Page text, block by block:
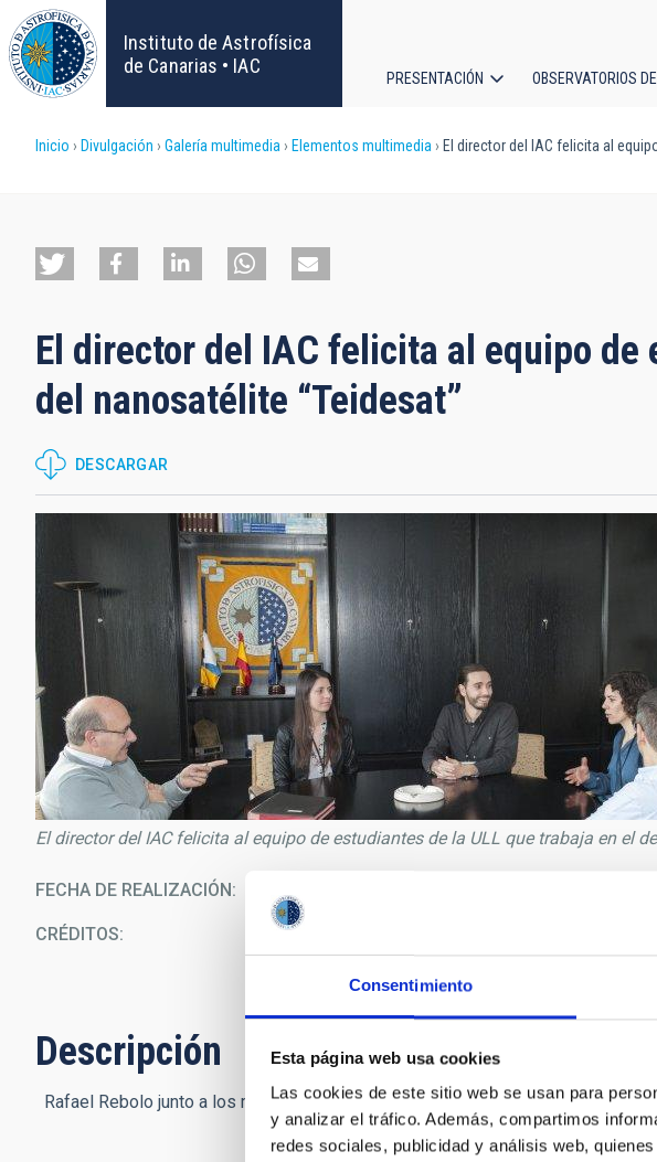
Consentimiento
Esta página web usa cookies
Las cookies de este sitio web se usan para
y analizar el tráfico. Además, compartimos
redes sociales, publicidad y análisis web,
Pasar
al
contenido
principal
Instituto de Astrofísica
de Canarias • IAC
PRESENTACIÓN OBSERVATORIOS
Sobrescribir
de
a
la
navegación
Inicio Divulgación Galería multimedia Elementos multimedia El director del IAC felicita al
El director del IAC felicita al equipo
del nanosatélite “Teidesat”
DESCARGAR
El director del IAC felicita al equipo de estudiantes de la ULL que trabaja en el
FECHA DE REALIZACIÓN
CRÉDITOS
Descripción
Rafael Rebolo junto a los miembros de Teidesat seleccionados para el curso